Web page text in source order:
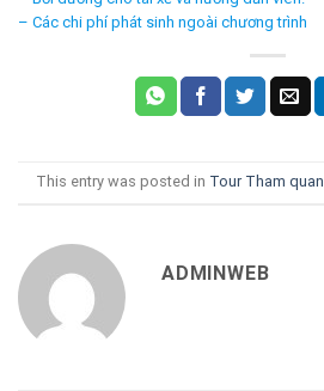
– Các chi phí phát sinh ngoài chương trình
This entry was posted in Tour Tham quan
ADMINWEB